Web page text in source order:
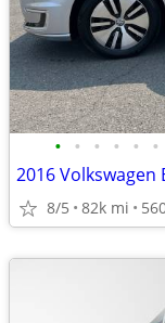
• • • • • •
2016 Volkswagen
8/5 82k mi